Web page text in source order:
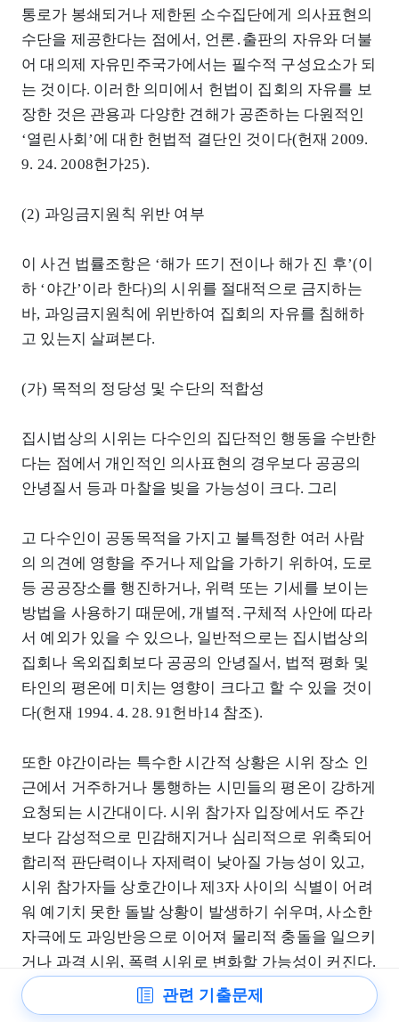
통로가 봉쇄되거나 제한된 소수집단에게 의사표현의
수단을 제공한다는 점에서, 언론․출판의 자유와 더불
어 대의제 자유민주국가에서는 필수적 구성요소가 되
는 것이다. 이러한 의미에서 헌법이 집회의 자유를 보
장한 것은 관용과 다양한 견해가 공존하는 다원적인
‘열린사회’에 대한 헌법적 결단인 것이다(헌재 2009.
9. 24. 2008헌가25).
(2) 과잉금지원칙 위반 여부
이 사건 법률조항은 ‘해가 뜨기 전이나 해가 진 후’(이
하 ‘야간’이라 한다)의 시위를 절대적으로 금지하는
바, 과잉금지원칙에 위반하여 집회의 자유를 침해하
고 있는지 살펴본다.
(가) 목적의 정당성 및 수단의 적합성
집시법상의 시위는 다수인의 집단적인 행동을 수반한
다는 점에서 개인적인 의사표현의 경우보다 공공의
안녕질서 등과 마찰을 빚을 가능성이 크다. 그리
고 다수인이 공동목적을 가지고 불특정한 여러 사람
의 의견에 영향을 주거나 제압을 가하기 위하여, 도로
등 공공장소를 행진하거나, 위력 또는 기세를 보이는
방법을 사용하기 때문에, 개별적․구체적 사안에 따라
서 예외가 있을 수 있으나, 일반적으로는 집시법상의
집회나 옥외집회보다 공공의 안녕질서, 법적 평화 및
타인의 평온에 미치는 영향이 크다고 할 수 있을 것이
다(헌재 1994. 4. 28. 91헌바14 참조).
또한 야간이라는 특수한 시간적 상황은 시위 장소 인
근에서 거주하거나 통행하는 시민들의 평온이 강하게
요청되는 시간대이다. 시위 참가자 입장에서도 주간
보다 감성적으로 민감해지거나 심리적으로 위축되어
합리적 판단력이나 자제력이 낮아질 가능성이 있고,
시위 참가자들 상호간이나 제3자 사이의 식별이 어려
워 예기치 못한 돌발 상황이 발생하기 쉬우며, 사소한
자극에도 과잉반응으로 이어져 물리적 충돌을 일으키
거나 과격 시위, 폭력 시위로 변화할 가능성이 커진다.
나아가 적법한 집회와 시위를 보장하고, 공공의 안녕
질서와의 조화를 위한 규율을 집행해야 하는 행정관
관련 기출문제